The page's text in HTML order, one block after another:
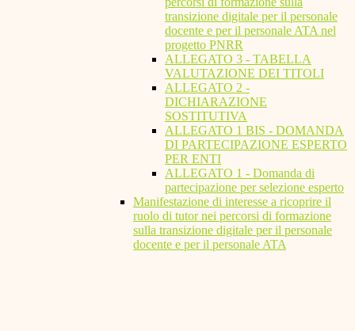
transizione digitale per il personale
docente e per il personale ATA nel
progetto PNRR
ALLEGATO 3 - TABELLA
VALUTAZIONE DEI TITOLI
ALLEGATO 2 -
DICHIARAZIONE
SOSTITUTIVA
ALLEGATO 1 BIS - DOMANDA
DI PARTECIPAZIONE ESPERTO
PER ENTI
ALLEGATO 1 - Domanda di
partecipazione per selezione esperto
Manifestazione di interesse a ricoprire il
ruolo di tutor nei percorsi di formazione
sulla transizione digitale per il personale
docente e per il personale ATA